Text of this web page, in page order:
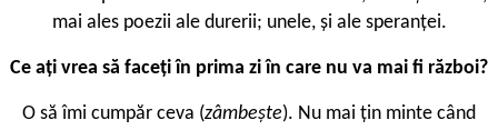
mai ales poezii ale durerii; unele, și ale speranței.
Ce ați vrea să faceți în prima zi în care nu va mai fi război?
O să îmi cumpăr ceva (zâmbește). Nu mai țin minte când